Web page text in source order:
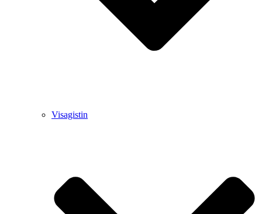
Visagistin